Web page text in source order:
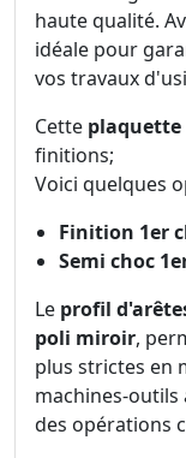
haute qualité.
idéale pour
vos travaux
Cette plaquette
finitions;
Voici quelques
Finition 1er
Semi choc
Le profil
poli miroir,
plus strictes en
machines-
des opérations